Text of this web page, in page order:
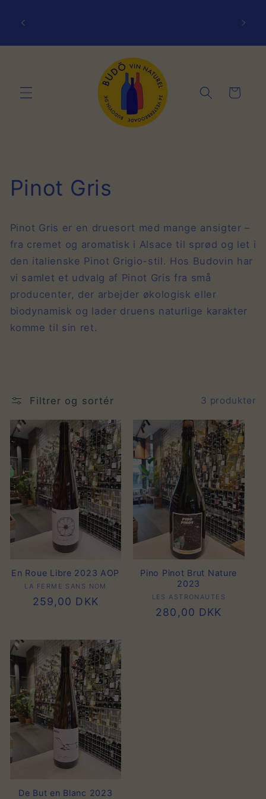
indhold
Indkøbskurv
Pinot Gris
Pinot Gris er en druesort med mange ansigter –
fra cremet og aromatisk i Alsace til sprød og let i
den italienske Pinot Grigio-stil. Hos Budovin har
vi samlet et udvalg af Pinot Gris fra små
producenter, der arbejder økologisk eller
biodynamisk og lader druens naturlige karakter
komme til sin ret.
Filtrer og sortér 3 produkter
En Roue Libre 2023 AOP
Forhandler:
LA FERME SANS NOM
Normalpris
259,00 DKK
Pino Pinot Brut Nature
2023
Forhandler:
LES ASTRONAUTES
Normalpris
280,00 DKK
De But en Blanc 2023